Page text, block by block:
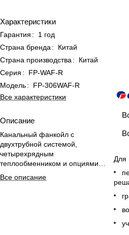
Характеристики
Гарантия :
1 год
Страна бренда :
Китай
Страна производства :
Китай
Серия :
FP-WAF-R
Модель:
FP-306WAF-R
Все характеристики
Описание
Канальный фанкойл с
двухтрубной системой,
четырехрядным
теплообменником и опциями
управления для эффективного
климат-контроля больших
Все описание
Для